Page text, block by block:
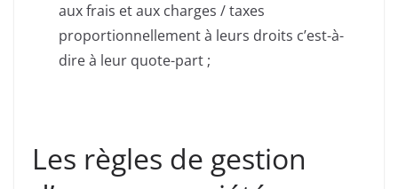
aux frais et aux charges / taxes
proportionnellement à leurs droits c’est-à-
dire à leur quote-part ;
Les règles de gestion